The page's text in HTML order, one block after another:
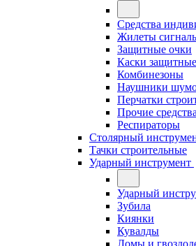
Средства
Жилеты
Защитные очки
Каски защитные
Комбинезоны
Наушники
Перчатки
Прочие
Респираторы
Столярный
Тачки строительные
Ударный инструмент
Ударный
Зубила
Киянки
Кувалды
Ломы и